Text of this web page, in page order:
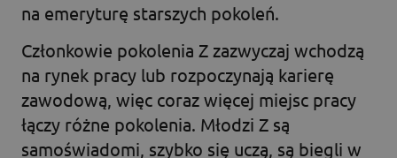
na emeryturę starszych pokoleń.
Członkowie pokolenia Z zazwyczaj wchodzą
na rynek pracy lub rozpoczynają karierę
zawodową, więc coraz więcej miejsc pracy
łączy różne pokolenia. Młodzi Z są
samoświadomi, szybko się uczą, są biegli w